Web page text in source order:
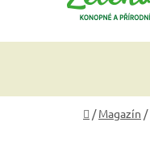
Domů
/ Magazín /